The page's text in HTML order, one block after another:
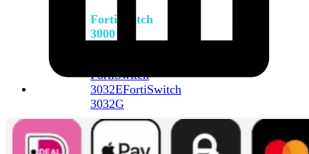
FortiSwitch
3000
FortiSwitch
3032EFortiSwitch
3032G
FortiSwitch
Ruggedized